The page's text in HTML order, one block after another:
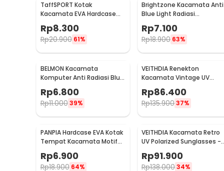
TaffSPORT Kotak
Kacamata EVA Hardcase
Waterproof
Rp8.300
Rp20.900 61%
Brightzone Kacamata Anti
Blue Light Radiasi
Rp7.100
Rp18.900 63%
BELMON Kacamata
Komputer Anti Radiasi Blue
Light - BL8084
Rp6.800
Rp11.000 39%
VEITHDIA Renekton
Kacamata Vintage UV
Polarized Sunglasses -
2462
Rp86.400
Rp135.90037%
PANPIA Hardcase EVA Kotak
Tempat Kacamata Motif
Mesh - JL-10029
Rp6.900
Rp18.900 64%
VEITHDIA Kacamata Retro
UV Polarized Sunglasses -
Rp91.900
Rp138.00034%